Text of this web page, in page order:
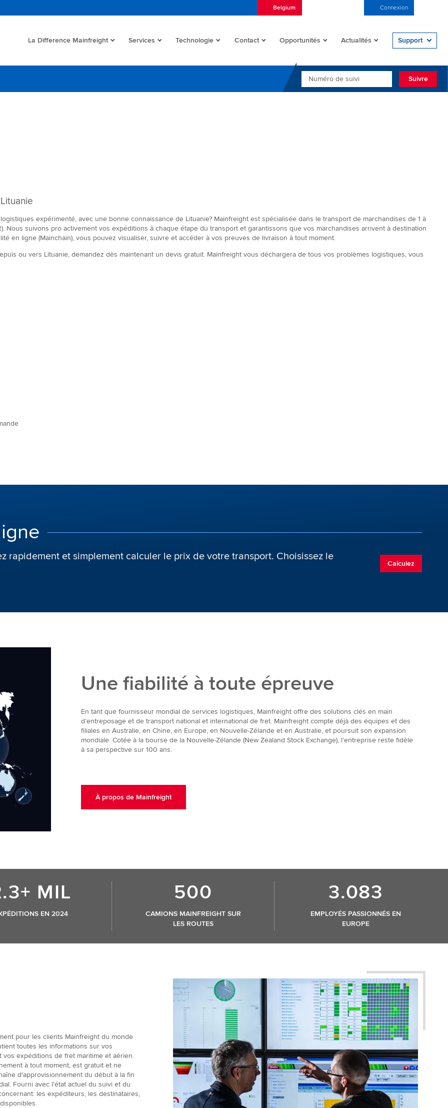
Belgium Connexion
La Difference Mainfreight Services Technologie Contact Opportunités Actualités Support
NUMÉRO DE SUIVI
Suivre
expérimenté, avec une bonne connaissance de Lituanie? Mainfreight est spécialisée dans le transport de marchandises de 1 à
Nous suivons pro activement vos expéditions à chaque étape du transport et garantissons que vos marchandises arrivent à destination
en ligne (Mainchain), vous pouvez visualiser, suivre et accéder à vos preuves de livraison à tout moment.
ou vers Lituanie, demandez dès maintenant un devis gratuit. Mainfreight vous déchargera de tous vos problèmes logistiques, vous
rapidement et simplement calculer le prix de votre transport. Choisissez le
Calculez
Une fiabilité à toute épreuve
En tant que fournisseur mondial de services logistiques, Mainfreight offre des solutions clés en main
d’entreposage et de transport national et international de fret. Mainfreight compte déjà des équipes et des
filiales en Australie, en Chine, en Europe, en Nouvelle-Zélande et en Australie, et poursuit son expansion
mondiale. Cotée à la bourse de la Nouvelle-Zélande (New Zealand Stock Exchange), l’entreprise reste fidèle
à sa perspective sur 100 ans.
À propos de Mainfreight
MIL
EN 2024
500
CAMIONS MAINFREIGHT SUR
LES ROUTES
3.083
EMPLOYÉS PASSIONNÉS EN
EUROPE
pour les clients Mainfreight du monde
toutes les informations sur vos
expéditions de fret maritime et aérien.
à tout moment, est gratuit et ne
d'approvisionnement du début à la fin
Fourni avec l'état actuel du suivi et du
les expéditeurs, les destinataires,